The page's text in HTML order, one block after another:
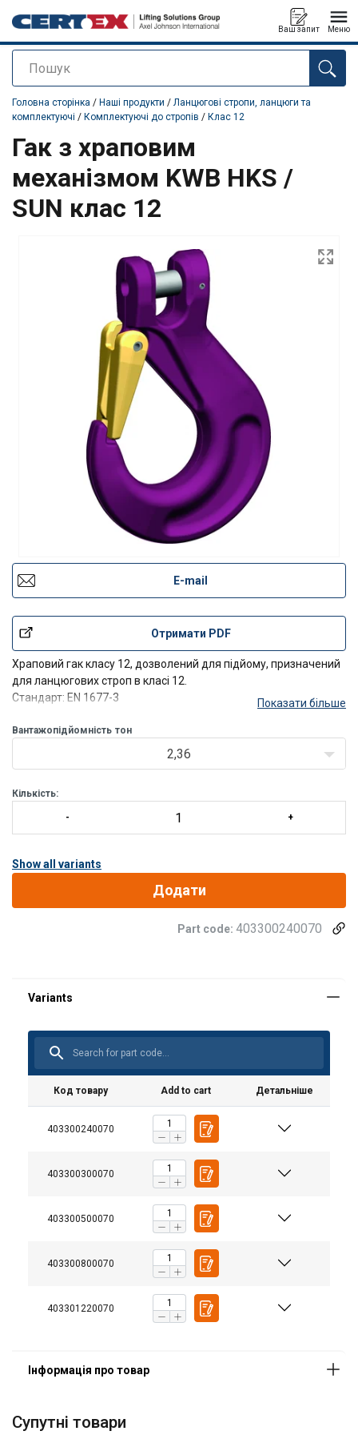
Пошук
Ваш запит Меню
added to your quote
Головна сторінка / Наші продукти / Ланцюгові стропи, ланцюги та
комплектуючі / Комплектуючі до стропів / Клас 12
Гак з храповим
механізмом KWB HKS /
SUN клас 12
E-mail
Отримати PDF
Храповий гак класу 12, дозволений для підйому, призначений
для ланцюгових строп в класі 12.
Стандарт: EN 1677-3
Показати більше
Вантажопідйомність тон
2,36
Кількість:
Show all variants
Додати
Part code: 403300240070
Код товару Add to cart Детальніше
403300240070
403300300070
403300500070
403300800070
403301220070
Маркування:
Температурний режим:
Стандарт:
Коефіціент запасу міцності:
Клас:
Cупутні товари